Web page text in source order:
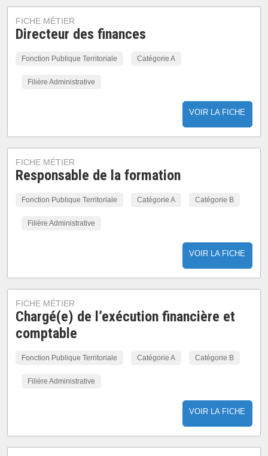
FICHE MÉTIER
Directeur des finances
Fonction Publique Territoriale Catégorie A
Filière Administrative
VOIR LA FICHE
FICHE MÉTIER
Responsable de la formation
Fonction Publique Territoriale Catégorie A Catégorie B
Filière Administrative
VOIR LA FICHE
FICHE MÉTIER
Chargé(e) de l’exécution financière et
comptable
Fonction Publique Territoriale Catégorie A Catégorie B
Filière Administrative
VOIR LA FICHE